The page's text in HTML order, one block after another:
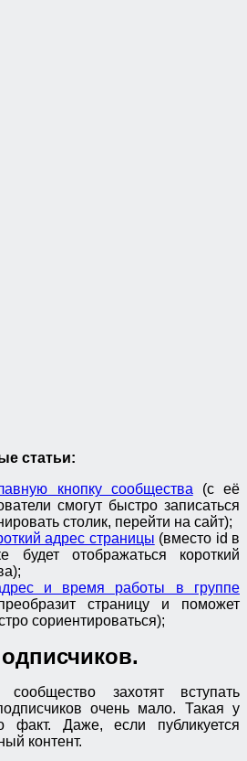
статьи:
кнопку сообщества (с её
смогут быстро записаться
столик, перейти на сайт);
адрес страницы (вместо id в
будет отображаться короткий
и время работы в группе
страницу и поможет
сориентироваться);
захотят вступать
очень мало. Такая у
факт. Даже, если публикуется
контент.